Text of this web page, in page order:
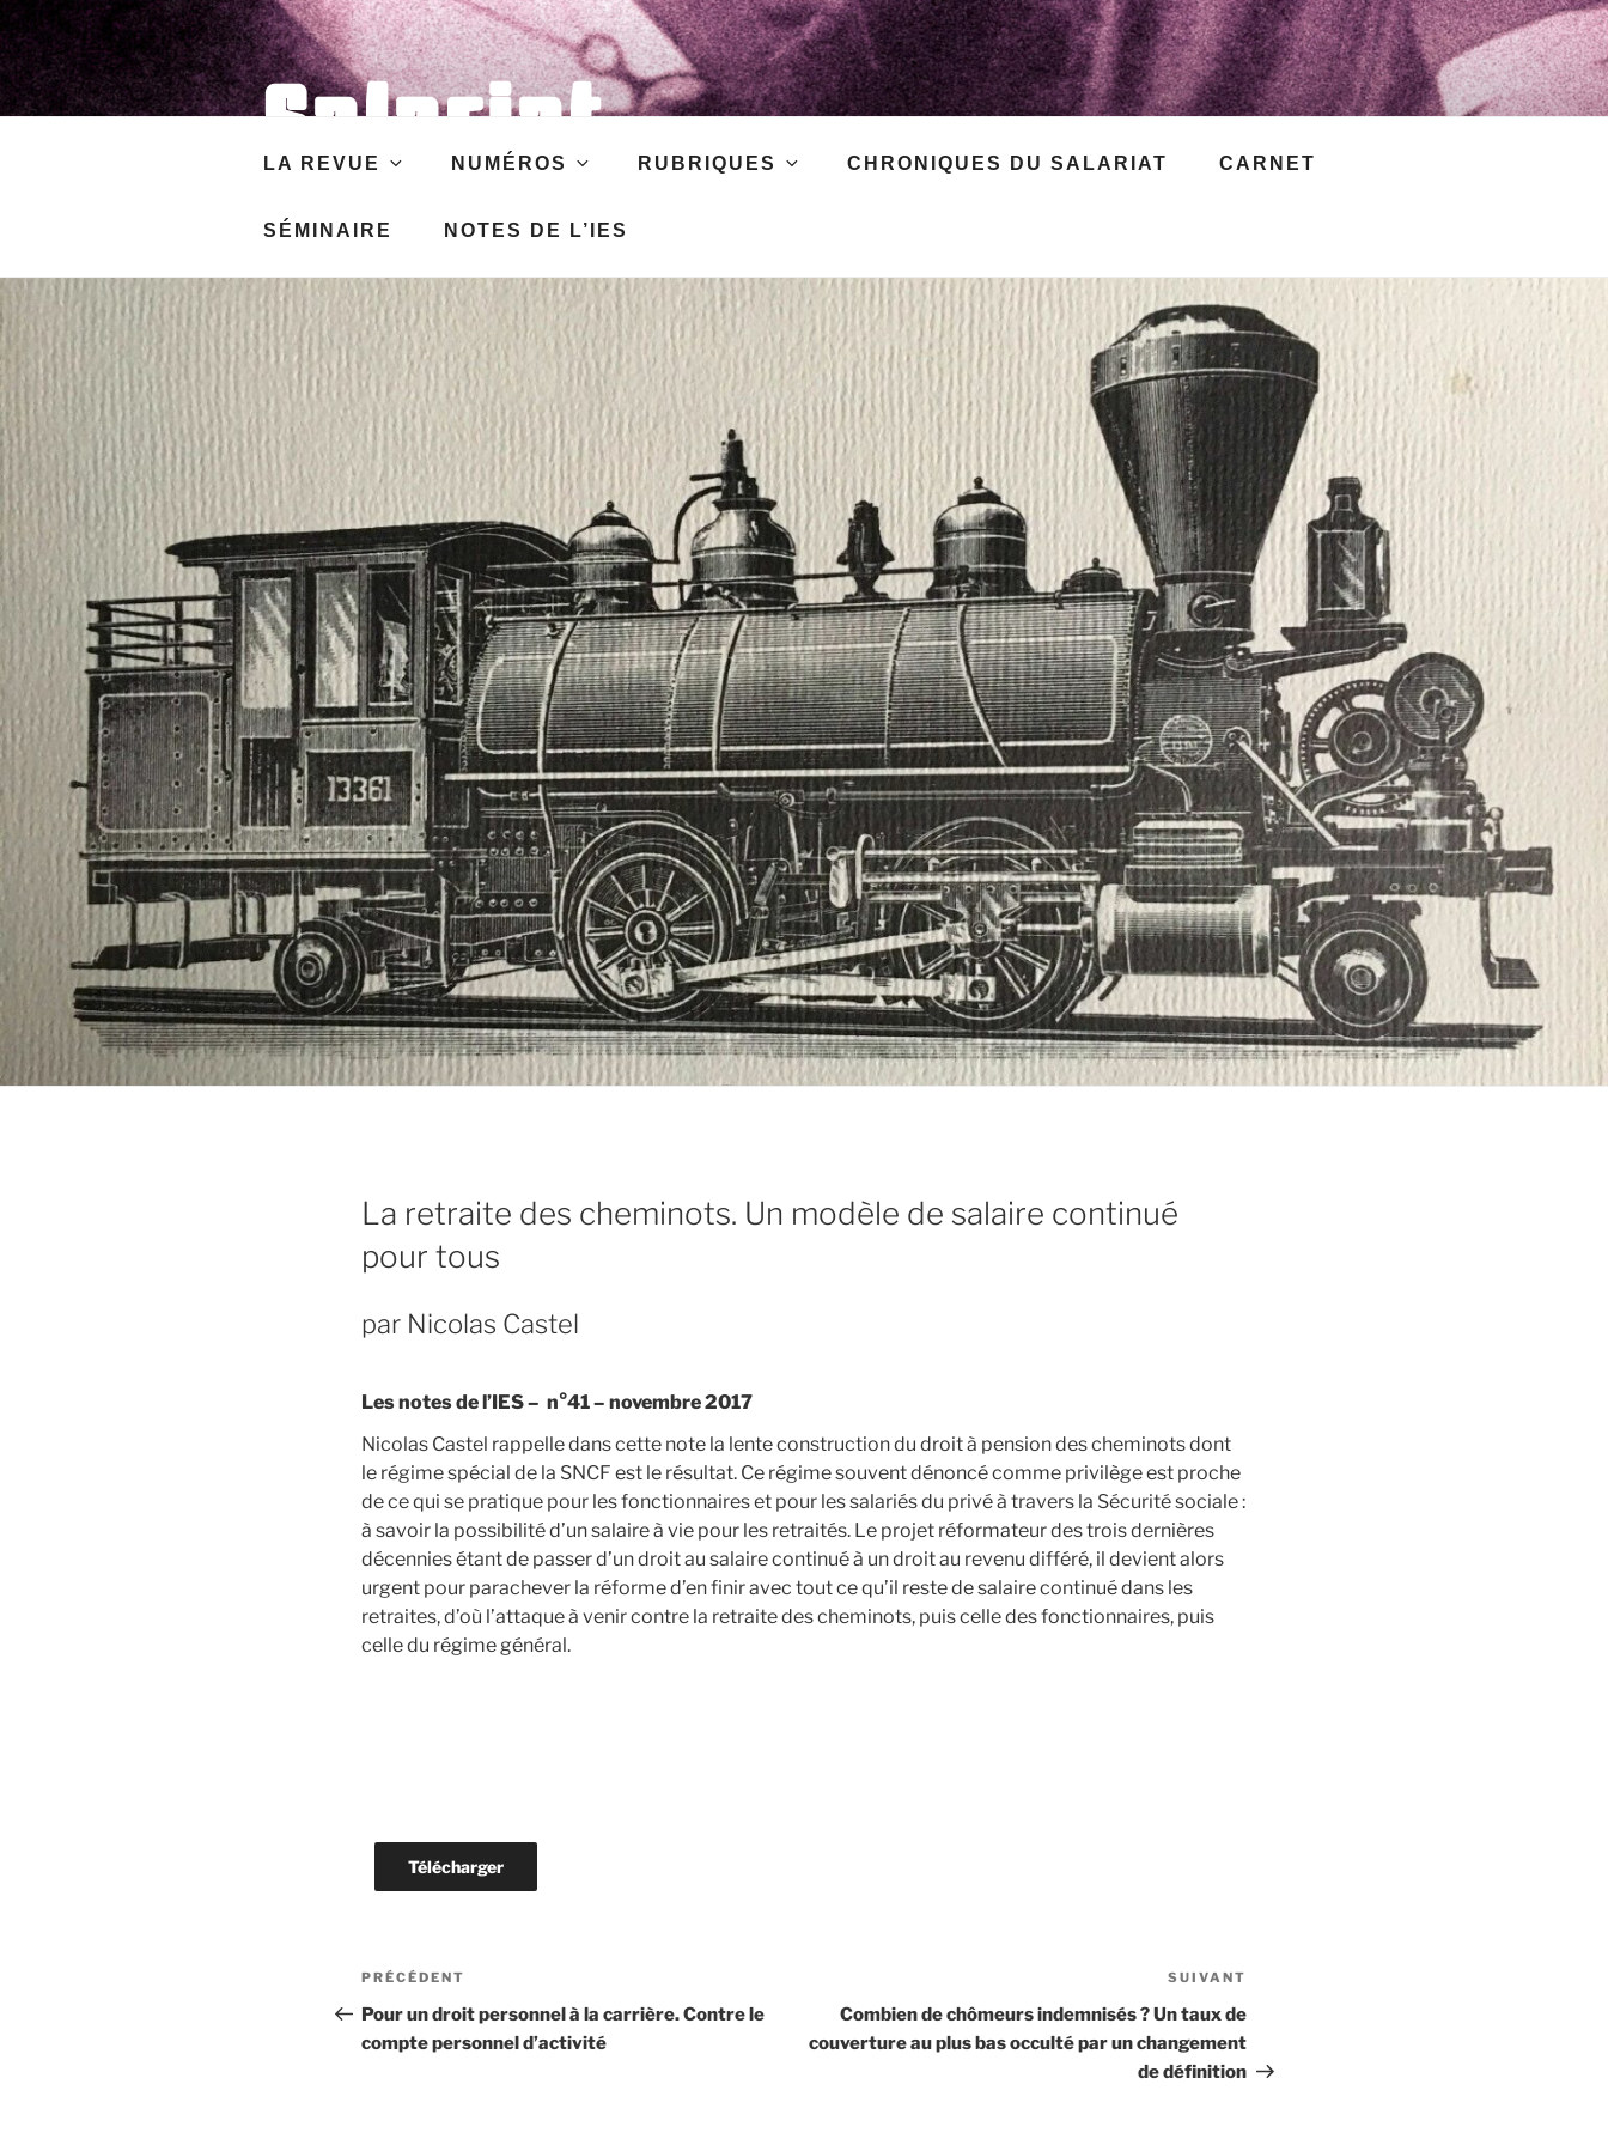
Aller
au
contenu
principal
Salariat
LA REVUE NUMÉROS RUBRIQUES CHRONIQUES DU SALARIAT CARNET
SÉMINAIRE NOTES DE L’IES
La retraite des cheminots. Un modèle de salaire continué
pour tous
par Nicolas Castel
Les notes de l’IES – n°41 – novembre 2017
Nicolas Castel rappelle dans cette note la lente construction du droit à pension des cheminots dont
le régime spécial de la SNCF est le résultat. Ce régime souvent dénoncé comme privilège est proche
de ce qui se pratique pour les fonctionnaires et pour les salariés du privé à travers la Sécurité sociale :
à savoir la possibilité d’un salaire à vie pour les retraités. Le projet réformateur des trois dernières
décennies étant de passer d’un droit au salaire continué à un droit au revenu différé, il devient alors
urgent pour parachever la réforme d’en finir avec tout ce qu’il reste de salaire continué dans les
retraites, d’où l’attaque à venir contre la retraite des cheminots, puis celle des fonctionnaires, puis
celle du régime général.
Télécharger
Navigation
de
l’article
Article
précédent
PRÉCÉDENT
Pour un droit personnel à la carrière. Contre le
compte personnel d’activité
suivant
SUIVANT
Combien de chômeurs indemnisés ? Un taux de
couverture au plus bas occulté par un changement
de définition